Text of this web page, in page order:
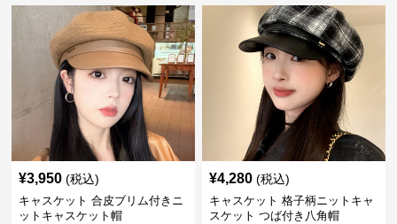
¥3,950 (税込)
キャスケット 合皮ブリム付きニ
ットキャスケット帽
¥4,280 (税込)
キャスケット 格子柄ニットキャ
スケット つば付き八角帽